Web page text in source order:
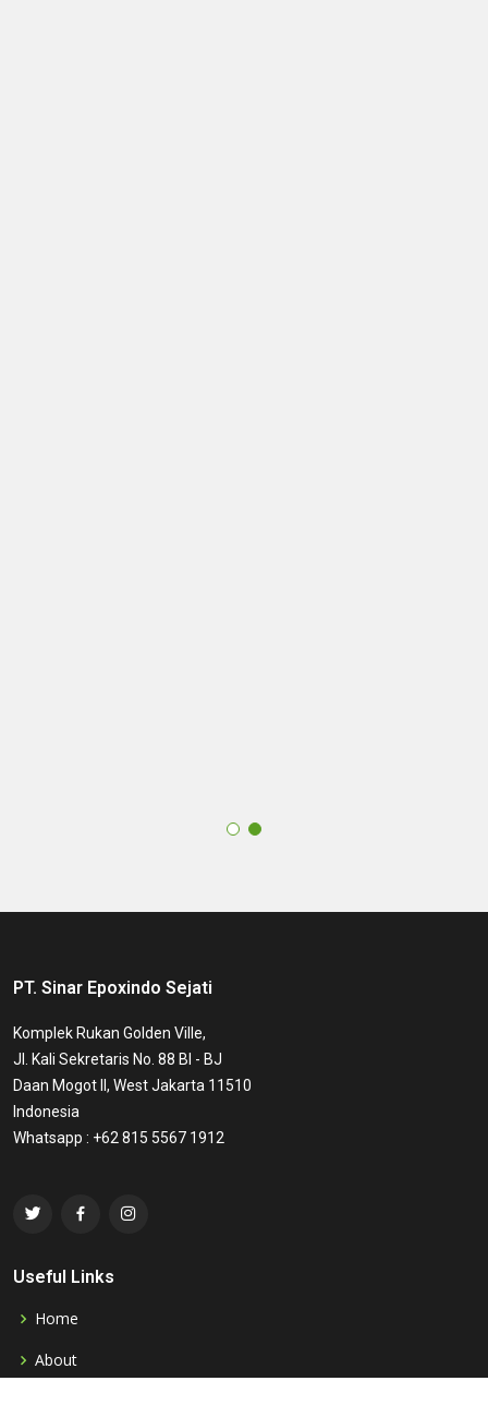
PT. Sinar Epoxindo Sejati
Komplek Rukan Golden Ville,
Jl. Kali Sekretaris No. 88 BI - BJ
Daan Mogot II, West Jakarta 11510
Indonesia
Whatsapp : +62 815 5567 1912
Useful Links
Home
About